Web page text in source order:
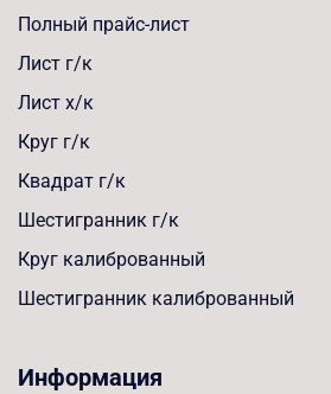
Полный прайс-лист
Лист г/к
Лист х/к
Круг г/к
Квадрат г/к
Шестигранник г/к
Круг калиброванный
Шестигранник калиброванный
Информация